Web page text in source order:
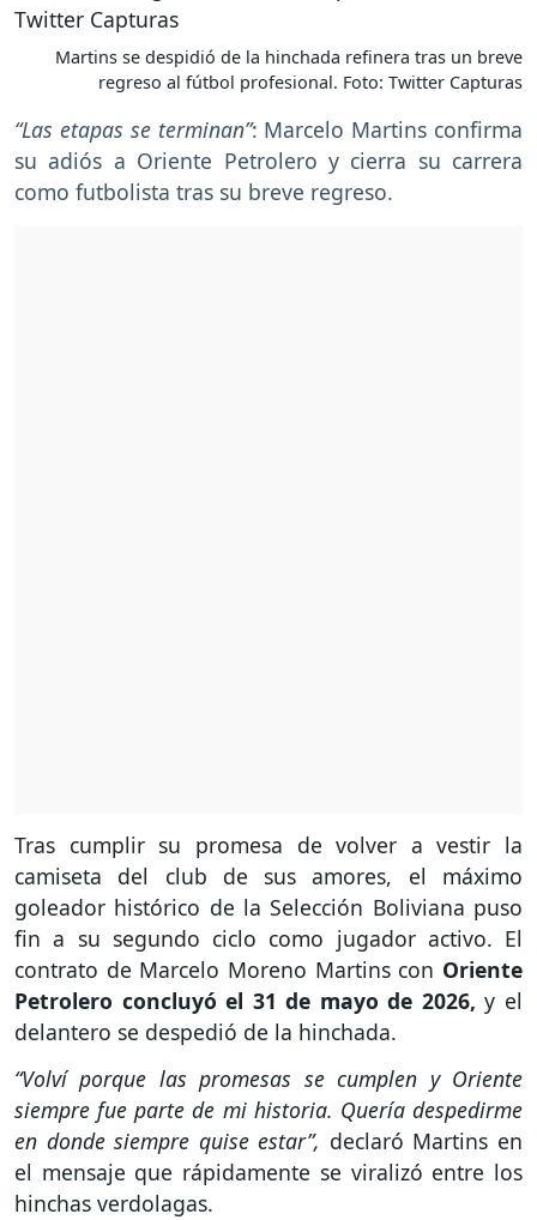
Martins se despidió de la hinchada refinera tras un breve
regreso al fútbol profesional. Foto: Twitter Capturas
“Las etapas se terminan”: Marcelo Martins confirma
su adiós a Oriente Petrolero y cierra su carrera
como futbolista tras su breve regreso.
Tras cumplir su promesa de volver a vestir la
camiseta del club de sus amores, el máximo
goleador histórico de la Selección Boliviana puso
fin a su segundo ciclo como jugador activo. El
contrato de Marcelo Moreno Martins con Oriente
Petrolero concluyó el 31 de mayo de 2026, y el
delantero se despedió de la hinchada.
“Volví porque las promesas se cumplen y Oriente
siempre fue parte de mi historia. Quería despedirme
en donde siempre quise estar”, declaró Martins en
el mensaje que rápidamente se viralizó entre los
hinchas verdolagas.